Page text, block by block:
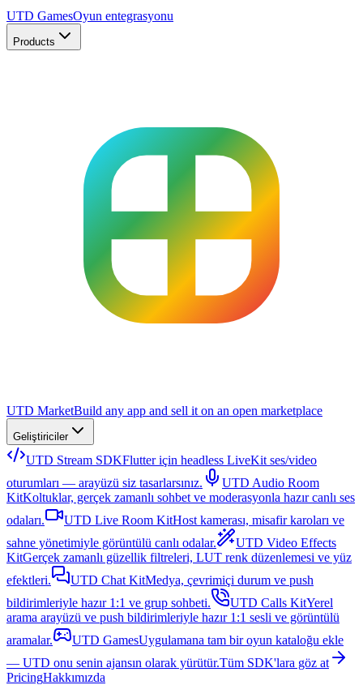
UTD GamesOyun entegrasyonu
Products
UTD MarketBuild any app and sell it on an open marketplace
Geliştiriciler
UTD Stream SDKFlutter için headless LiveKit ses/video
oturumları — arayüzü siz tasarlarsınız.
UTD Audio Room
KitKoltuklar, gerçek zamanlı sohbet ve moderasyonla hazır canlı ses
odaları.
UTD Live Room KitHost kamerası, misafir karoları ve
sahne yönetimiyle görüntülü canlı odalar.
UTD Video Effects
KitGerçek zamanlı güzellik filtreleri, LUT renk düzenlemesi ve yüz
efektleri.
UTD Chat KitMedya, çevrimiçi durum ve push
bildirimleriyle hazır 1:1 ve grup sohbeti.
UTD Calls KitYerel
arama arayüzü ve push bildirimleriyle hazır 1:1 sesli ve görüntülü
aramalar.
UTD GamesUygulamana tam bir oyun kataloğu ekle
— UTD onu senin ajansın olarak yürütür.Tüm SDK'lara göz at
PricingHakkımızda